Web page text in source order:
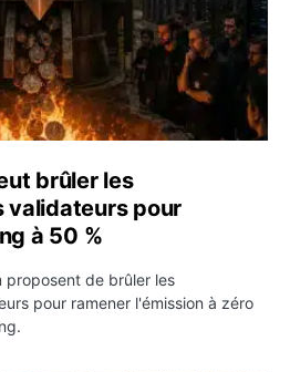
brûler les
validateurs pour
à 50 %
proposent de brûler les
pour ramener l'émission à zéro